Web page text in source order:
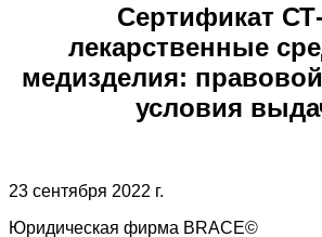
Сертификат
лекарственные
медизделия:
условия
23 сентября 2022 г.
Юридическая фирма BRACE©